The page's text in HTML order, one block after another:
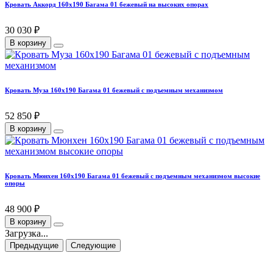
Кровать Аккорд 160х190 Багама 01 бежевый на высоких опорах
30 030 ₽
В корзину
Кровать Муза 160х190 Багама 01 бежевый с подъемным механизмом
52 850 ₽
В корзину
Кровать Мюнхен 160х190 Багама 01 бежевый с подъемным механизмом высокие
опоры
48 900 ₽
В корзину
Загрузка...
Предыдущие Следующие